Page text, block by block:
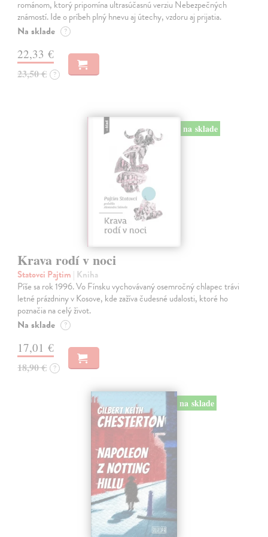
románom, ktorý pripomína ultrasúčasnú verziu Nebezpečných
známostí. Ide o príbeh plný hnevu aj útechy, vzdoru aj prijatia.
Na sklade ?
22,33 €
23,50 € ?
na sklade
Krava rodí v noci
Statovci Pajtim | Kniha
Píše sa rok 1996. Vo Fínsku vychovávaný osemročný chlapec trávi
letné prázdniny v Kosove, kde zažíva čudesné udalosti, ktoré ho
poznačia na celý život.
Na sklade ?
17,01 €
18,90 € ?
na sklade